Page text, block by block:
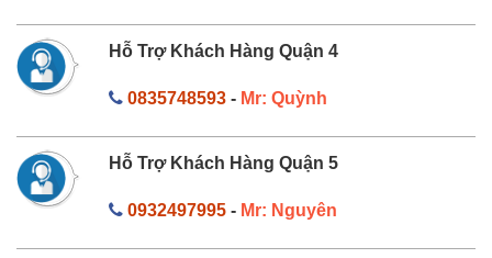
Hỗ Trợ Khách Hàng Quận 4
0835748593- Mr: Quỳnh
Hỗ Trợ Khách Hàng Quận 5
0932497995- Mr: Nguyên